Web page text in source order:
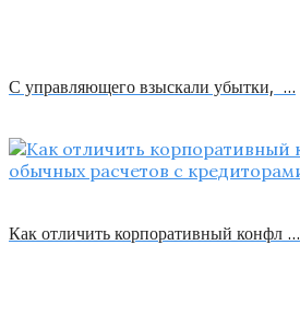
С управляющего взыскали убытки, …
Как отличить корпоративный конфл …